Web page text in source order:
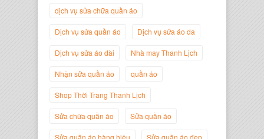
dịch vụ sửa chữa quần áo
Dịch vụ sửa quần áo Dịch vụ sửa áo da
Dịch vụ sửa áo dài Nhà may Thanh Lịch
Nhận sửa quần áo quần áo
Shop Thời Trang Thanh Lịch
Sửa chữa quần áo Sửa quần áo